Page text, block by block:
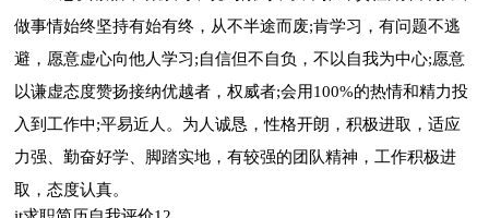
做事情始终坚持有始有终，从不半途而废;肯学习，有问题不逃
避，愿意虚心向他人学习;自信但不自负，不以自我为中心;愿意
以谦虚态度赞扬接纳优越者，权威者;会用100%的热情和精力投
入到工作中;平易近人。为人诚恳，性格开朗，积极进取，适应
力强、勤奋好学、脚踏实地，有较强的团队精神，工作积极进
取，态度认真。